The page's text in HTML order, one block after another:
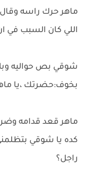
ماهر حرك راسه
اللي كان السبب في
شوقي بص حواليه
بخوف:حضرتك ،يا
ماهر قعد قدامه
كده يا شوقي
راجل؟